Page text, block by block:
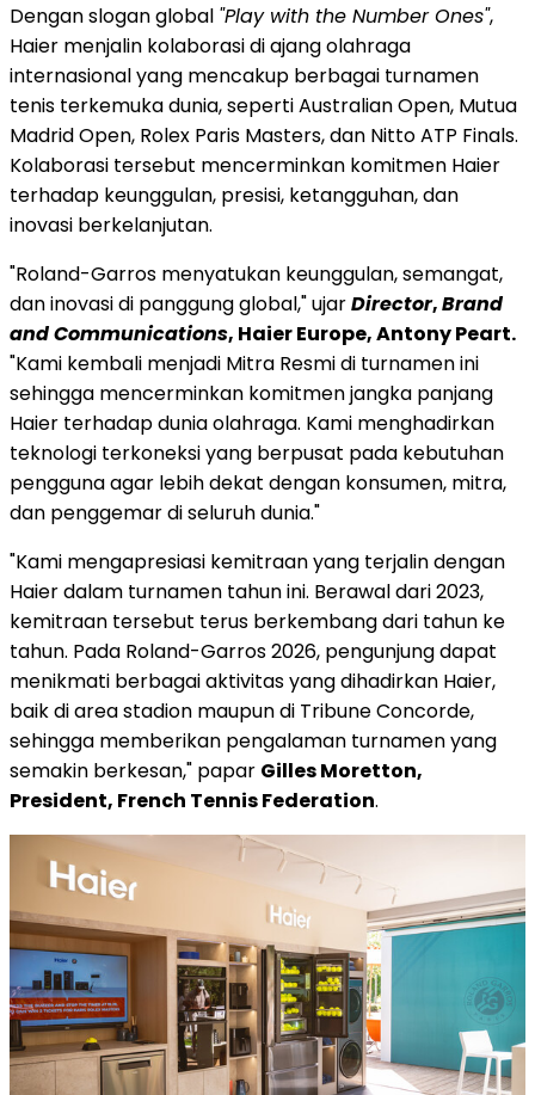
Dengan slogan global "Play with the Number Ones",
Haier menjalin kolaborasi di ajang olahraga
internasional yang mencakup berbagai turnamen
tenis terkemuka dunia, seperti Australian Open, Mutua
Madrid Open, Rolex Paris Masters, dan Nitto ATP Finals.
Kolaborasi tersebut mencerminkan komitmen Haier
terhadap keunggulan, presisi, ketangguhan, dan
inovasi berkelanjutan.
"Roland-Garros menyatukan keunggulan, semangat,
dan inovasi di panggung global," ujarDirector,Brand
and Communications, Haier Europe, Antony Peart.
"Kami kembali menjadi Mitra Resmi di turnamen ini
sehingga mencerminkan komitmen jangka panjang
Haier terhadap dunia olahraga. Kami menghadirkan
teknologi terkoneksi yang berpusat pada kebutuhan
pengguna agar lebih dekat dengan konsumen, mitra,
dan penggemar di seluruh dunia."
"Kami mengapresiasi kemitraan yang terjalin dengan
Haier dalam turnamen tahun ini. Berawal dari 2023,
kemitraan tersebut terus berkembang dari tahun ke
tahun. Pada Roland-Garros 2026, pengunjung dapat
menikmati berbagai aktivitas yang dihadirkan Haier,
baik di area stadion maupun di Tribune Concorde,
sehingga memberikan pengalaman turnamen yang
semakin berkesan," papar Gilles Moretton,
President, French Tennis Federation.